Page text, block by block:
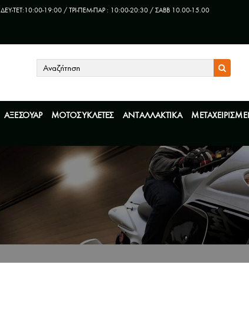
ΔEY-ΤET:10:00-19:00 / ΤΡΙ-ΠΕΜ-ΠΑΡ : 10:00-20:30 / ΣΑΒΒ 10.00-15.00
ΑΞΕΣΟΥΑΡ ΜΟΤΟΣΥΚΛΕΤΕΣ ΑΝΤΑΛΛΑΚΤΙΚΑ